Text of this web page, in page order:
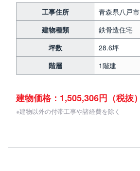
工事住所
青森県八戸市
建物種類
鉄骨造住宅
坪数
28.6坪
階層
1階建
建物価格：1,505,306円（税抜）
※建物以外の付帯工事や諸経費を除く